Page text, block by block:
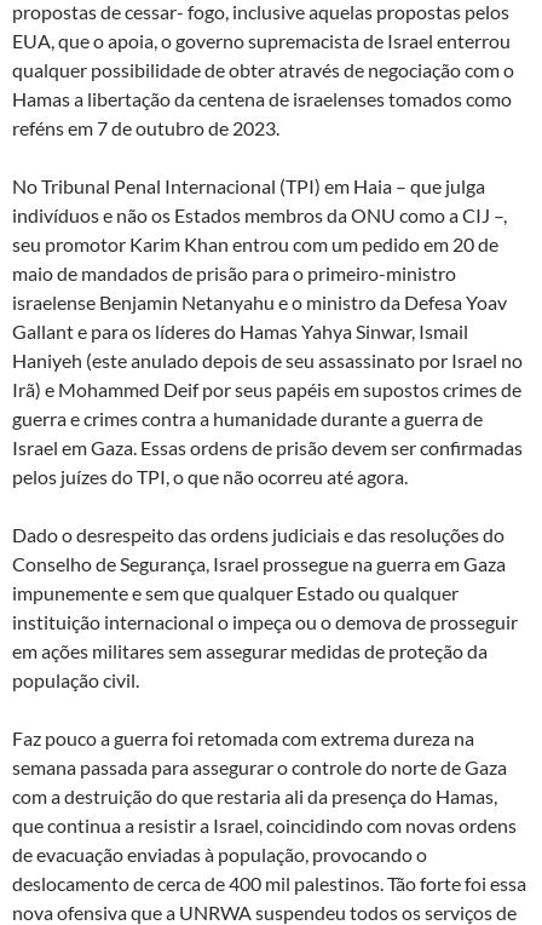
propostas de cessar- fogo, inclusive aquelas propostas pelos
EUA, que o apoia, o governo supremacista de Israel enterrou
qualquer possibilidade de obter através de negociação com o
Hamas a libertação da centena de israelenses tomados como
reféns em 7 de outubro de 2023.
No Tribunal Penal Internacional (TPI) em Haia – que julga
indivíduos e não os Estados membros da ONU como a CIJ –,
seu promotor Karim Khan entrou com um pedido em 20 de
maio de mandados de prisão para o primeiro-ministro
israelense Benjamin Netanyahu e o ministro da Defesa Yoav
Gallant e para os líderes do Hamas Yahya Sinwar, Ismail
Haniyeh (este anulado depois de seu assassinato por Israel no
Irã) e Mohammed Deif por seus papéis em supostos crimes de
guerra e crimes contra a humanidade durante a guerra de
Israel em Gaza. Essas ordens de prisão devem ser confirmadas
pelos juízes do TPI, o que não ocorreu até agora.
Dado o desrespeito das ordens judiciais e das resoluções do
Conselho de Segurança, Israel prossegue na guerra em Gaza
impunemente e sem que qualquer Estado ou qualquer
instituição internacional o impeça ou o demova de prosseguir
em ações militares sem assegurar medidas de proteção da
população civil.
Faz pouco a guerra foi retomada com extrema dureza na
semana passada para assegurar o controle do norte de Gaza
com a destruição do que restaria ali da presença do Hamas,
que continua a resistir a Israel, coincidindo com novas ordens
de evacuação enviadas à população, provocando o
deslocamento de cerca de 400 mil palestinos. Tão forte foi essa
nova ofensiva que a UNRWA suspendeu todos os serviços de